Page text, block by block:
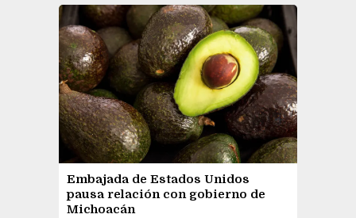
Embajada de Estados Unidos
pausa relación con gobierno de
Michoacán